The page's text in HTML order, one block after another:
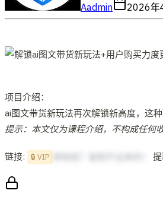
Aadmin 2026年
项目介绍：
ai图文带货新玩法再次解锁新高度，这
提示：本文仅为课程介绍，不构成任何
链接: 🔒 VIP